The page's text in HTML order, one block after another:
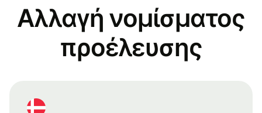
Αλλαγή νομίσματος
προέλευσης